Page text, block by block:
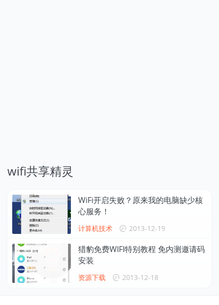
wifi共享精灵
WiFi开启失败？原来我的电脑缺少核
心服务！
计算机技术 2013-12-19
猎豹免费WIFI特别教程 免内测邀请码
安装
资源下载 2013-12-18